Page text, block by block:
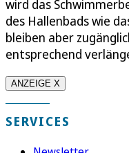
wird das
des Hallenbads wie
bleiben aber
entsprechend
ANZEIGE X
SERVICES